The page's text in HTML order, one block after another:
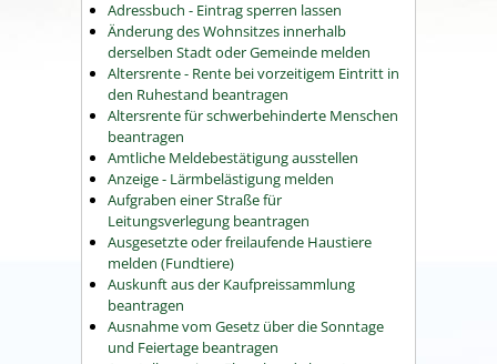
Adressbuch - Eintrag sperren lassen
Änderung des Wohnsitzes innerhalb
derselben Stadt oder Gemeinde melden
Altersrente - Rente bei vorzeitigem Eintritt in
den Ruhestand beantragen
Altersrente für schwerbehinderte Menschen
beantragen
Amtliche Meldebestätigung ausstellen
Anzeige - Lärmbelästigung melden
Aufgraben einer Straße für
Leitungsverlegung beantragen
Ausgesetzte oder freilaufende Haustiere
melden (Fundtiere)
Auskunft aus der Kaufpreissammlung
beantragen
Ausnahme vom Gesetz über die Sonntage
und Feiertage beantragen